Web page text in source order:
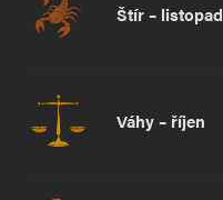
Štír – listopad
Váhy – říjen